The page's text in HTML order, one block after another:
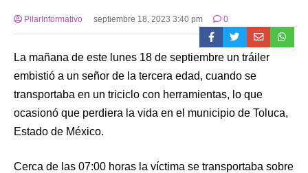
PilarInformativo septiembre 18, 2023 3:40 pm 0
La mañana de este lunes 18 de septiembre un tráiler
embistió a un señor de la tercera edad, cuando se
transportaba en un triciclo con herramientas, lo que
ocasionó que perdiera la vida en el municipio de Toluca,
Estado de México.
Cerca de las 07:00 horas la víctima se transportaba sobre